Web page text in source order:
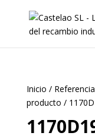
Inicio /
producto /